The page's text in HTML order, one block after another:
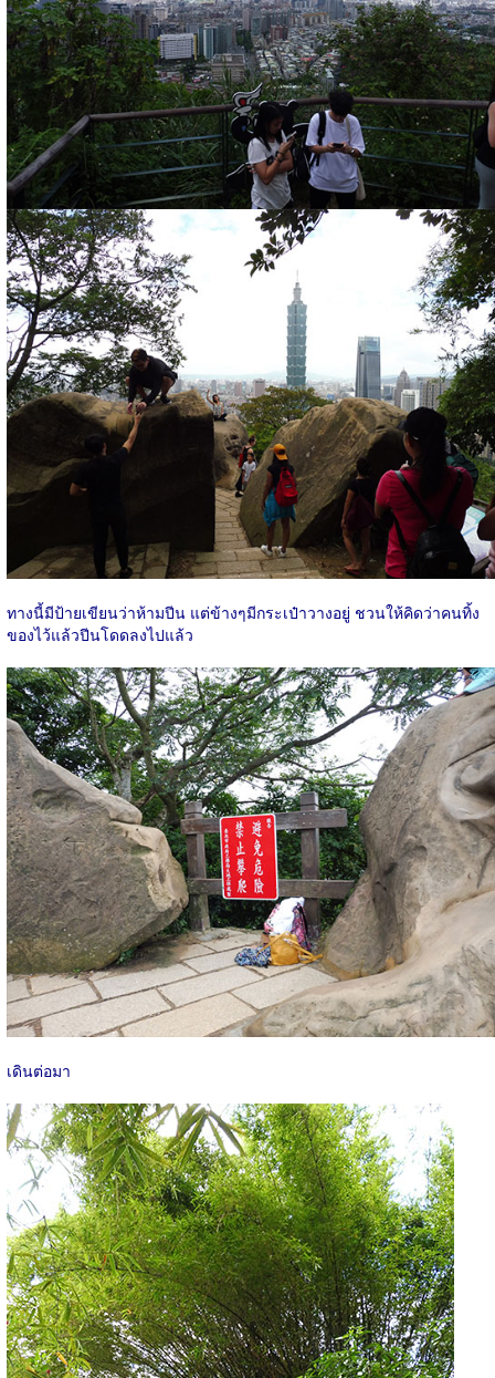
ทางนี้มีป้ายเขียนว่าห้ามปีน แต่ข้างๆมีกระเป๋าวางอยู่ ชวนให้คิดว่าคนทิ้ง
ของไว้แล้วปีนโดดลงไปแล้ว
เดินต่อมา